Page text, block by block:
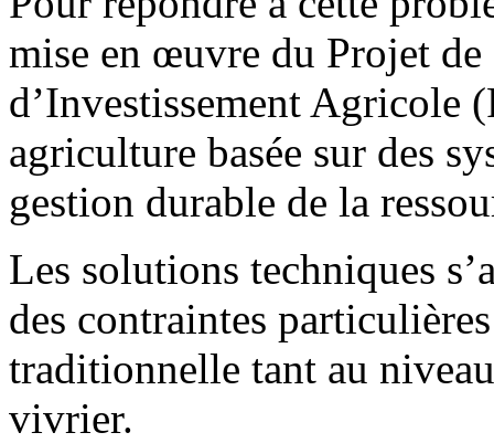
mise en œuvre du Projet
d’Investissement Agricole
agriculture basée sur des
gestion durable de la
Les solutions techniques
des contraintes
traditionnelle tant au
vivrier.